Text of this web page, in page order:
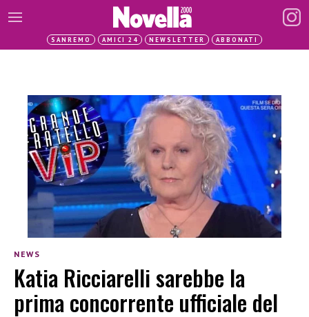
SANREMO AMICI 24 NEWSLETTER ABBONATI
NEWS
Katia Ricciarelli sarebbe la
prima concorrente ufficiale del